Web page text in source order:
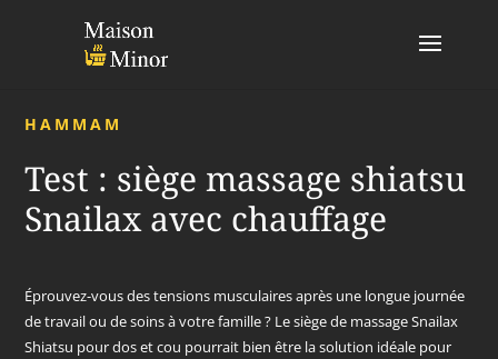
HAMMAM
Test : siège massage shiatsu
Snailax avec chauffage
Éprouvez-vous des tensions musculaires après une longue journée
de travail ou de soins à votre famille ? Le siège de massage Snailax
Shiatsu pour dos et cou pourrait bien être la solution idéale pour